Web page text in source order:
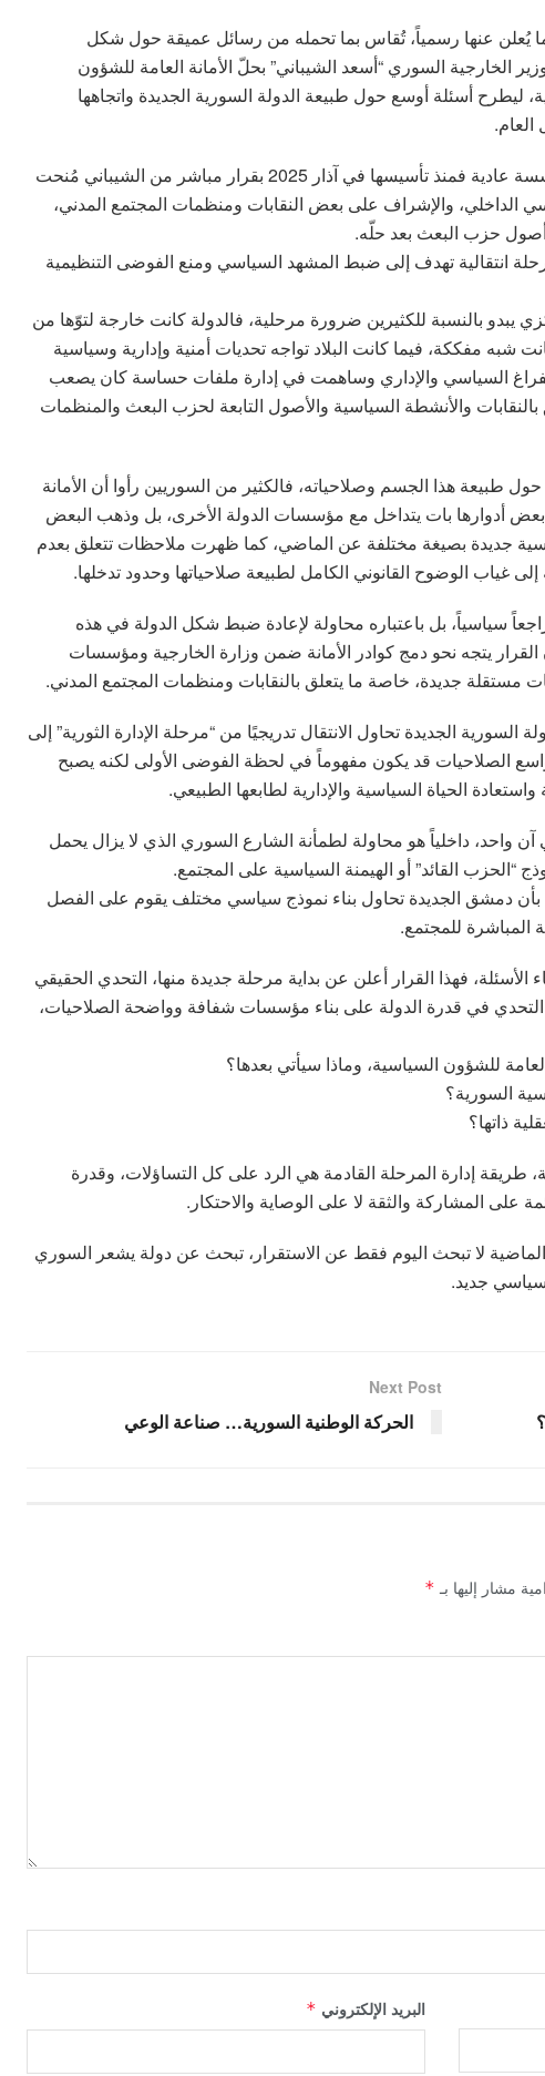
يُعلن عنها رسمياً، تُقاس بما تحمله من رسائل عميقة حول شكل
الخارجية السوري “أسعد الشيباني” بحلّ الأمانة العامة للشؤون
ليطرح أسئلة أوسع حول طبيعة الدولة السورية الجديدة واتجاهها
الأمانة العامة للشؤون السياسية لم تكن مؤسسة عادية فمنذ تأسيسها في آذار 2025 بقرار مباشر من الشيباني مُنحت
الداخلي، والإشراف على بعض النقابات ومنظمات المجتمع المدني،
أصول حزب البعث بعد حلّه.
انتقالية تهدف إلى ضبط المشهد السياسي ومنع الفوضى التنظيمية
بالنسبة للكثيرين ضرورة مرحلية، فالدولة كانت خارجة لتوّها من
شبه مفككة، فيما كانت البلاد تواجه تحديات أمنية وإدارية وسياسية
السياسي والإداري وساهمت في إدارة ملفات حساسة كان يصعب
والأنشطة السياسية والأصول التابعة لحزب البعث والمنظمات
طبيعة هذا الجسم وصلاحياته، فالكثير من السوريين رأوا أن الأمانة
أدوارها بات يتداخل مع مؤسسات الدولة الأخرى، بل وذهب البعض
جديدة بصيغة مختلفة عن الماضي، كما ظهرت ملاحظات تتعلق بعدم
غياب الوضوح القانوني الكامل لطبيعة صلاحياتها وحدود تدخلها.
سياسياً، بل باعتباره محاولة لإعادة ضبط شكل الدولة في هذه
يتجه نحو دمج كوادر الأمانة ضمن وزارة الخارجية ومؤسسات
جديدة، خاصة ما يتعلق بالنقابات ومنظمات المجتمع المدني.
السورية الجديدة تحاول الانتقال تدريجيًا من “مرحلة الإدارة الثورية” إلى
الصلاحيات قد يكون مفهوماً في لحظة الفوضى الأولى لكنه يصبح
الحياة السياسية والإدارية لطابعها الطبيعي.
آن واحد، داخلياً هو محاولة لطمأنة الشارع السوري الذي لا يزال يحمل
القائد” أو الهيمنة السياسية على المجتمع.
بأن دمشق الجديدة تحاول بناء نموذج سياسي مختلف يقوم على الفصل
المباشرة للمجتمع.
فهذا القرار أعلن عن بداية مرحلة جديدة منها، التحدي الحقيقي
في قدرة الدولة على بناء مؤسسات شفافة وواضحة الصلاحيات،
للشؤون السياسية، وماذا سيأتي بعدها؟
السورية؟
ذاتها؟
طريقة إدارة المرحلة القادمة هي الرد على كل التساؤلات، وقدرة
على المشاركة والثقة لا على الوصاية والاحتكار.
الماضية لا تبحث اليوم فقط عن الاستقرار، تبحث عن دولة يشعر السوري
جديد.
Next Post
الحركة الوطنية السورية… صناعة الوعي
مشار إليها بـ *
البريد الإلكتروني *